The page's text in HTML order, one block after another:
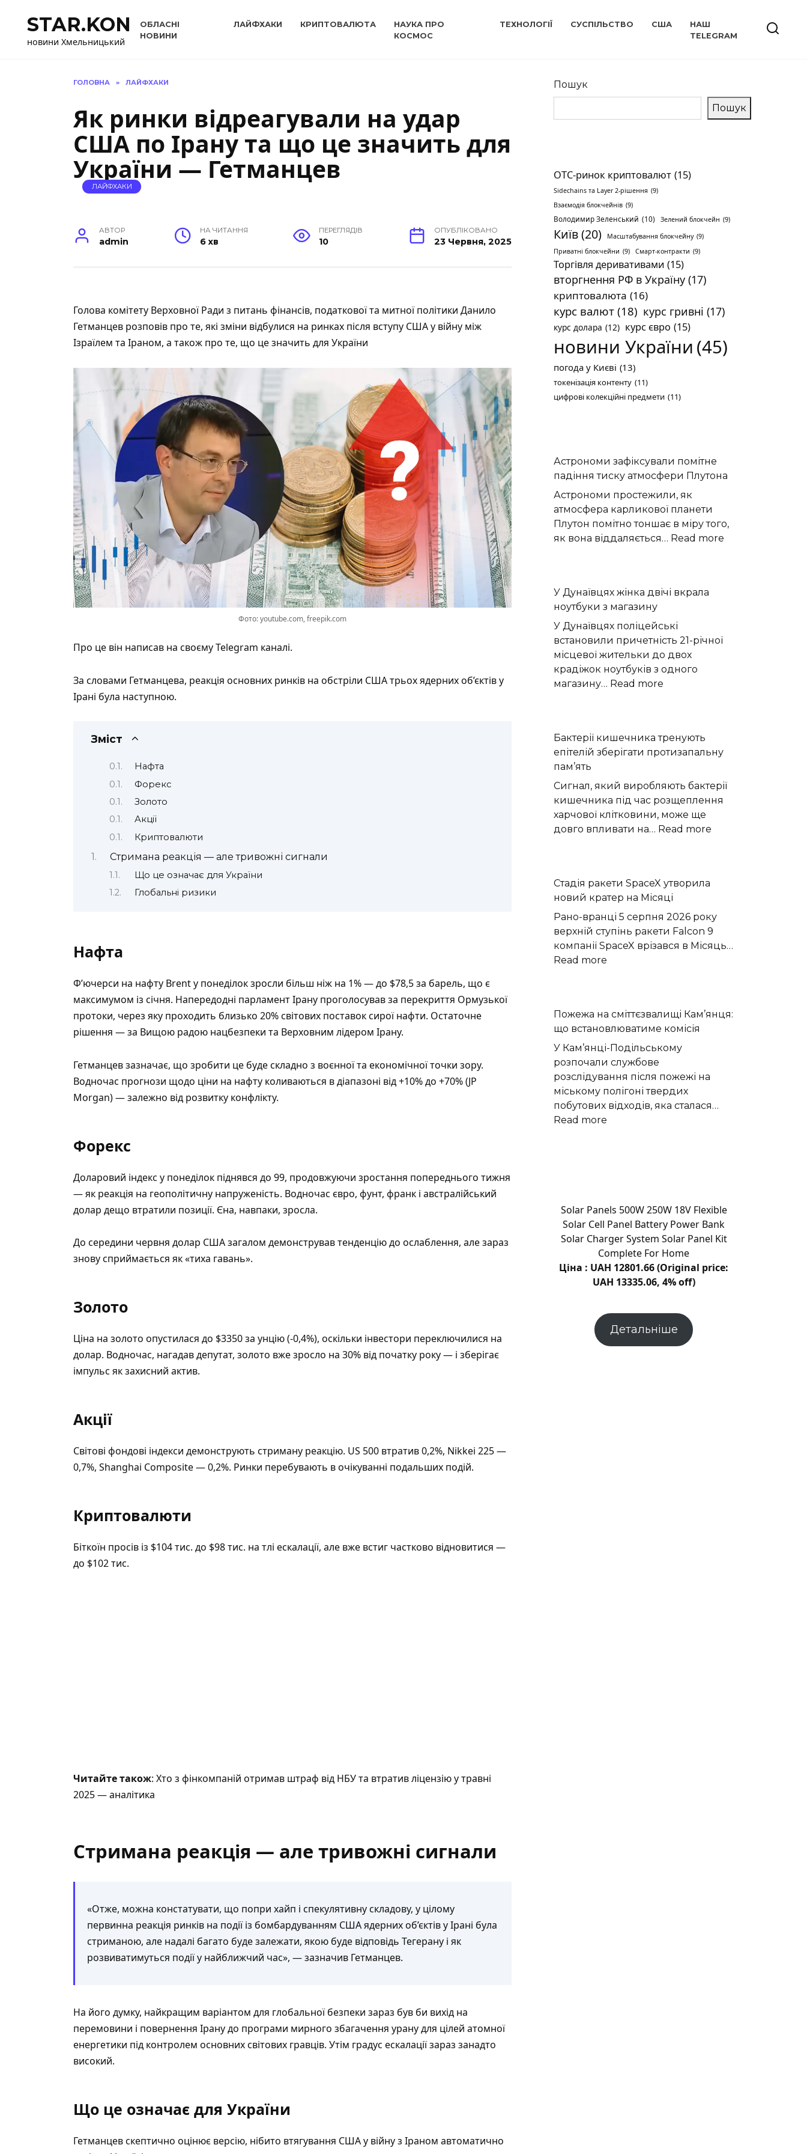
вмістуSTAR.KON
новини Хмельницький
ОБЛАСНІ
НОВИНИ
ЛАЙФХАКИ КРИПТОВАЛЮТА
НАУКА ПРО
КОСМОС
ТЕХНОЛОГІЇ СУСПІЛЬСТВО США
НАШ
TELEGRAM
ГОЛОВНА » ЛАЙФХАКИ
Як ринки відреагували на удар
США по Ірану та що це значить для
України — Гетманцев
ЛАЙФХАКИ
АВТОР
admin
НА ЧИТАННЯ
6 хв
ПЕРЕГЛЯДІВ
10
ОПУБЛІКОВАНО
23 Червня, 2025
Голова комітету Верховної Ради з питань фінансів, податкової та митної політики Данило
Гетманцев розповів про те, які зміни відбулися на ринках після вступу США у війну між
Ізраїлем та Іраном, а також про те, що це значить для України
Фото: youtube.com, freepik.com
Про це він написав на своєму Telegram каналі.
За словами Гетманцева, реакція основних ринків на обстріли США трьох ядерних об’єктів у
Ірані була наступною.
Зміст
Нафта
Форекс
Золото
Акції
Криптовалюти
Стримана реакція — але тривожні сигнали
Що це означає для України
Глобальні ризики
Нафта
Ф’ючерси на нафту Brent у понеділок зросли більш ніж на 1% — до $78,5 за барель, що є
максимумом із січня. Напередодні парламент Ірану проголосував за перекриття Ормузької
протоки, через яку проходить близько 20% світових поставок сирої нафти. Остаточне
рішення — за Вищою радою нацбезпеки та Верховним лідером Ірану.
Гетманцев зазначає, що зробити це буде складно з воєнної та економічної точки зору.
Водночас прогнози щодо ціни на нафту коливаються в діапазоні від +10% до +70% (JP
Morgan) — залежно від розвитку конфлікту.
Форекс
Доларовий індекс у понеділок піднявся до 99, продовжуючи зростання попереднього тижня
— як реакція на геополітичну напруженість. Водночас євро, фунт, франк і австралійський
долар дещо втратили позиції. Єна, навпаки, зросла.
До середини червня долар США загалом демонстрував тенденцію до ослаблення, але зараз
знову сприймається як «тиха гавань».
Золото
Ціна на золото опустилася до $3350 за унцію (-0,4%), оскільки інвестори переключилися на
долар. Водночас, нагадав депутат, золото вже зросло на 30% від початку року — і зберігає
імпульс як захисний актив.
Акції
Світові фондові індекси демонструють стриману реакцію. US 500 втратив 0,2%, Nikkei 225 —
0,7%, Shanghai Composite — 0,2%. Ринки перебувають в очікуванні подальших подій.
Криптовалюти
Біткоїн просів із $104 тис. до $98 тис. на тлі ескалації, але вже встиг частково відновитися —
до $102 тис.
Читайте також: Хто з фінкомпаній отримав штраф від НБУ та втратив ліцензію у травні
2025 — аналітика
Стримана реакція — але тривожні сигнали
«Отже, можна констатувати, що попри хайп і спекулятивну складову, у цілому
первинна реакція ринків на події із бомбардуванням США ядерних об’єктів у Ірані була
стриманою, але надалі багато буде залежати, якою буде відповідь Тегерану і як
розвиватимуться події у найближчий час», — зазначив Гетманцев.
На його думку, найкращим варіантом для глобальної безпеки зараз був би вихід на
перемовини і повернення Ірану до програми мирного збагачення урану для цілей атомної
енергетики під контролем основних світових гравців. Утім градус ескалації зараз занадто
високий.
Що це означає для України
Гетманцев скептично оцінює версію, нібито втягування США у війну з Іраном автоматично
Пошук
Пошук
OTC-ринок криптовалют (15)
Sidechains та Layer 2-рішення (9)
Взаємодія блокчейнів (9)
Володимир Зеленський (10) Зелений блокчейн (9)
Київ(20) Масштабування блокчейну (9)
Приватні блокчейни (9) Смарт-контракти (9)
Торгівля деривативами (15)
вторгнення РФ в Україну (17)
криптовалюта (16)
курс валют (18) курс гривні (17)
курс долара (12) курс євро (15)
новини України (45)
погода у Києві (13)
токенізація контенту (11)
цифрові колекційні предмети (11)
Астрономи зафіксували помітне
падіння тиску атмосфери Плутона
Астрономи простежили, як
атмосфера карликової планети
Плутон помітно тоншає в міру того,
як вона віддаляється… Read more
У Дунаївцях жінка двічі вкрала
ноутбуки з магазину
У Дунаївцях поліцейські
встановили причетність 21-річної
місцевої жительки до двох
крадіжок ноутбуків з одного
магазину… Read more
двічі
вкрала
з
магазину
Бактерії кишечника тренують
епітелій зберігати протизапальну
пам’ять
Сигнал, який виробляють бактерії
кишечника під час розщеплення
харчової клітковини, може ще
довго впливати на… Read more
протизапальну
пам’ять
Стадія ракети SpaceX утворила
новий кратер на Місяці
Рано-вранці 5 серпня 2026 року
верхній ступінь ракети Falcon 9
компанії SpaceX врізався в Місяць…
Read more
утворила
новий
кратер
на
Місяці
Пожежа на сміттєзвалищі Кам’янця:
що встановлюватиме комісія
У Кам’янці-Подільському
розпочали службове
розслідування після пожежі на
міському полігоні твердих
побутових відходів, яка сталася…
Read more
встановлюватиме
комісія
Solar Panels 500W 250W 18V Flexible
Solar Cell Panel Battery Power Bank
Solar Charger System Solar Panel Kit
Complete For Home
Ціна : UAH 12801.66 (Original price:
UAH 13335.06, 4% off)
Детальніше